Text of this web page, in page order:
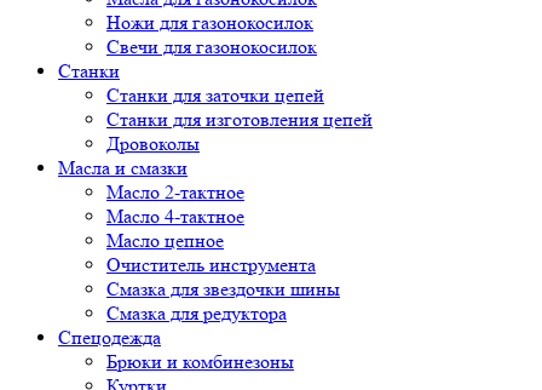
Ножи для газонокосилок
Свечи для газонокосилок
Станки
Cтанки для заточки цепей
Станки для изготовления цепей
Дровоколы
Масла и смазки
Масло 2-тактное
Масло 4-тактное
Масло цепное
Очиститель инструмента
Смазка для звездочки шины
Смазка для редуктора
Спецодежда
Брюки и комбинезоны